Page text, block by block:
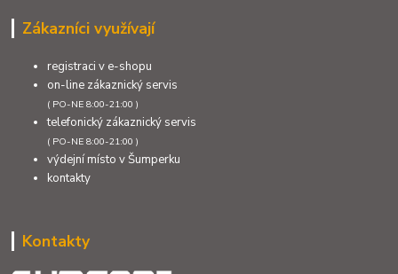
Zákazníci využívají
registraci v e-shopu
on-line zákaznický servis
( PO-NE 8:00-21:00 )
telefonický zákaznický servis
( PO-NE 8:00-21:00 )
výdejní místo v Šumperku
kontakty
Kontakty